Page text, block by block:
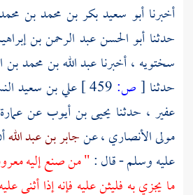
أخبرناأبو سعيد بكر بن محمد بن
حدثنا أبو الحسن عبد الرحمن بن
سختويه ، أخبرناعبد الله بن محمد
حدثنا [ص: علي بن سعيد
عفير ، حدثنا يحيى بن أيوب عن
مولى الأنصاري، عنجابر بن عبد الله
عليه وسلم - قال :" من صنع إليه
ما يجزي به فليثن عليه فإنه إذا أثنى